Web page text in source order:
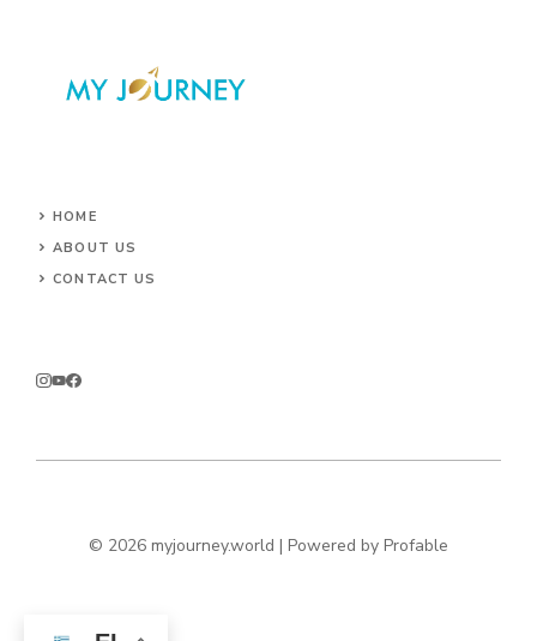
HOME
ABOUT US
CONTACT US
© 2026 myjourney.world | Powered by Profable